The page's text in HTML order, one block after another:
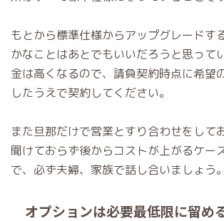
もとから標準仕様からアップグレードす
かなことはあとでもいいだろうと思って
金は高くなるので、請負契約時点に希望
したうえで契約してください。
また旦那だけで営業とすり合わせをして
聞けておらず後からコストが上がるケー
で、必ず夫婦、家族で話し合いましょう。
オプションは必要最低限に留め